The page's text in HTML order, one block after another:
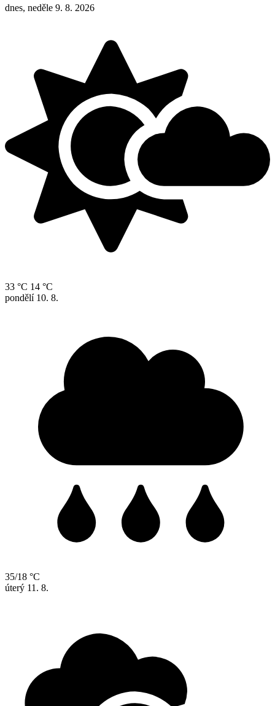
dnes, neděle 9. 8. 2026
33 °C 14 °C
pondělí 10. 8.
35/18 °C
úterý 11. 8.